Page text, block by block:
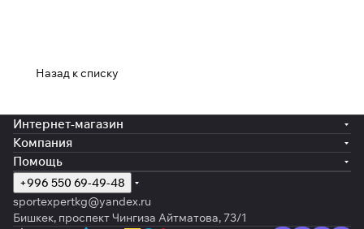
Назад к списку
Интернет-магазин
Компания
Помощь
+996 550 69-49-48
sportexpertkg@yandex.ru
Бишкек, проспект Чингиза Айтматова, 73/1